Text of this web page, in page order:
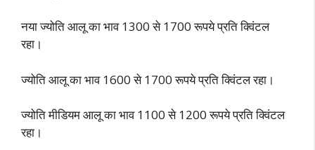
नया ज्योति आलू का भाव 1300 से 1700 रूपये प्रति क्विंटल
रहा।
ज्योति आलू का भाव 1600 से 1700 रूपये प्रति क्विंटल रहा।
ज्योति मीडियम आलू का भाव 1100 से 1200 रूपये प्रति क्विंटल
रहा।